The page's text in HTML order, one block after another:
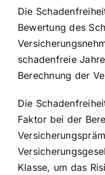
Die
Bewertung des
schadenfreie
Berechnung der
Die
Faktor bei der
Klasse, um das